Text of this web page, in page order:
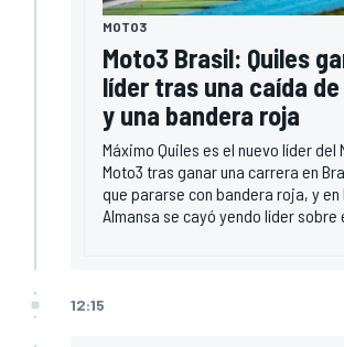
MOTO3
Moto3 Brasil: Quiles
líder tras una caída
y una bandera roja
Máximo Quiles es el nuevo líder del
Moto3 tras ganar una carrera en
que pararse con bandera roja, y en
Almansa se cayó yendo líder sobre
12:15